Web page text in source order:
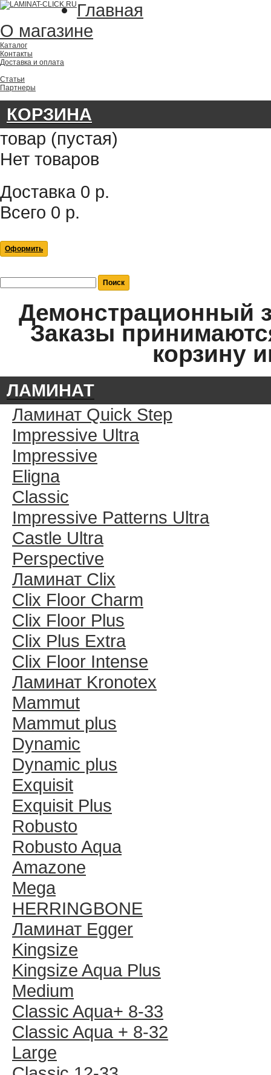
Главная
О магазине
Каталог
Контакты
Доставка и оплата
Статьи
Партнеры
КОРЗИНА
товар (пустая)
Нет товаров
Доставка 0 р.
Всего 0 р.
Оформить
Демонстрационный
Заказы
корзину
ЛАМИНАТ
Ламинат Quick Step
Impressive Ultra
Impressive
Eligna
Classic
Impressive Patterns Ultra
Castle Ultra
Perspective
Ламинат Clix
Clix Floor Charm
Clix Floor Plus
Clix Plus Extra
Clix Floor Intense
Ламинат Kronotex
Mammut
Mammut plus
Dynamic
Dynamic plus
Exquisit
Exquisit Plus
Robusto
Robusto Aqua
Amazone
Mega
HERRINGBONE
Ламинат Egger
Kingsize
Kingsize Aqua Plus
Medium
Classic Aqua+ 8-33
Classic Aqua + 8-32
Large